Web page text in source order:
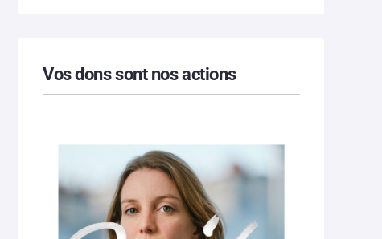
Vos dons sont nos actions